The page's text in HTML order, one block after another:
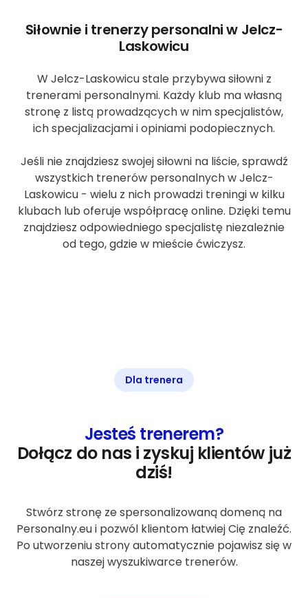
Siłownie i trenerzy personalni w Jelcz-
Laskowicu
W Jelcz-Laskowicu stale przybywa siłowni z
trenerami personalnymi. Każdy klub ma własną
stronę z listą prowadzących w nim specjalistów,
ich specjalizacjami i opiniami podopiecznych.
Jeśli nie znajdziesz swojej siłowni na liście, sprawdź
wszystkich trenerów personalnych w Jelcz-
Laskowicu - wielu z nich prowadzi treningi w kilku
klubach lub oferuje współpracę online. Dzięki temu
znajdziesz odpowiedniego specjalistę niezależnie
od tego, gdzie w mieście ćwiczysz.
Dla trenera
Jesteś trenerem?
Dołącz do nas i zyskuj klientów już
dziś!
Stwórz stronę ze spersonalizowaną domeną na
Personalny.eu i pozwól klientom łatwiej Cię znaleźć.
Po utworzeniu strony automatycznie pojawisz się w
naszej wyszukiwarce trenerów.